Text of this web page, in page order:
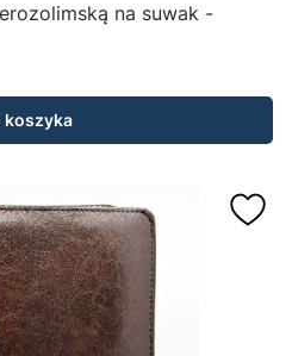
na suwak -
koszyka